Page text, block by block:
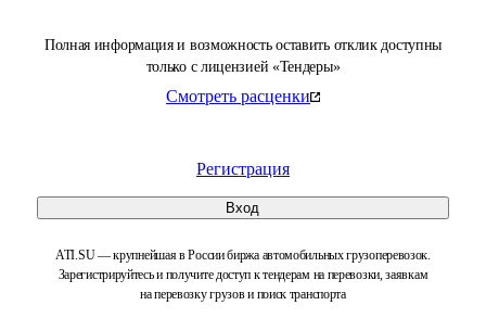
Полная информация и возможность оставить отклик доступны
только с лицензией «Тендеры»
Смотреть расценки
Регистрация
Вход
ATI.SU — крупнейшая в России биржа автомобильных грузоперевозок.
Зарегистрируйтесь и получите доступ к тендерам на перевозки, заявкам
на перевозку грузов и поиск транспорта